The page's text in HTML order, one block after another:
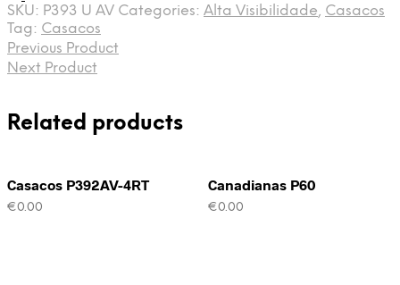
SKU: P393 U AV Categories: Alta Visibilidade, Casacos
Tag: Casacos
Previous Product
Next Product
Related products
Casacos P392AV-4RT
€0.00
Canadianas P60
€0.00